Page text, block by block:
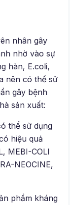
nhân gây
nhờ vào sự
hàn, E.coli,
nên có thể sử
gây bệnh
sản xuất:
thể sử dụng
hiệu quả
MEBI-COLI
NEOCINE,
phẩm kháng